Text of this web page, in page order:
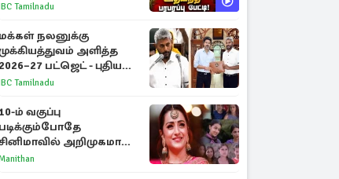
Tamilnadu
மக்கள் நலனுக்கு
அளித்த
2026–27 பட்ஜெட் - புதிய
Tamilnadu
ம் வகுப்பு
படிக்கும்போதே
அறிமுகமான
உண்மையை